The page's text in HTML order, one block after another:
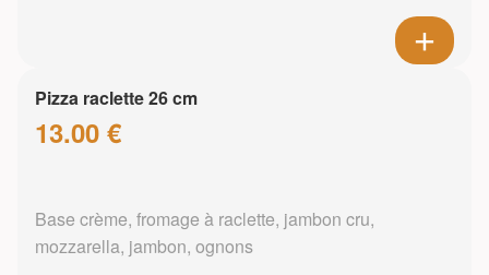
Pizza raclette 26 cm
13.00 €
Base crème, fromage à raclette, jambon cru,
mozzarella, jambon, ognons